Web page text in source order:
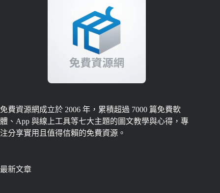
免費資源網成立於 2006 年，累積超過 7000 篇免費軟
體、App 與線上工具等七大主題的圖文教學與心得，專
注分享實用且值得信賴的免費資源。
最新文章